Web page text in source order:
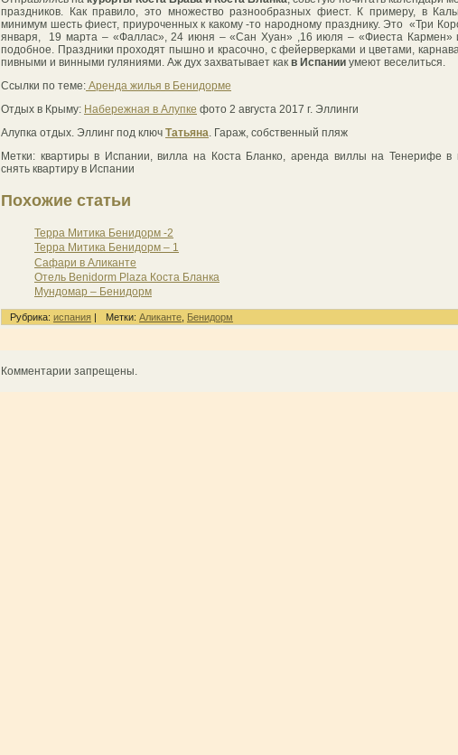
праздников. Как правило, это множество разнообразных фиест. К примеру, в
минимум шесть фиест, приуроченных к какому -то народному празднику. Это «Три
января, 19 марта – «Фаллас», 24 июня – «Сан Хуан» ,16 июля – «Фиеста Кармен»
подобное. Праздники проходят пышно и красочно, с фейерверками и цветами,
пивными и винными гуляниями. Аж дух захватывает как в Испании умеют веселиться.
Ссылки по теме: Аренда жилья в Бенидорме
Отдых в Крыму: Набережная в Алупке фото 2 августа 2017 г. Эллинги
Алупка отдых. Эллинг под ключ Татьяна . Гараж, собственный пляж
Метки: квартиры в Испании, вилла на Коста Бланко, аренда виллы на Тенерифе в
снять квартиру в Испании
Похожие статьи
Терра Митика Бенидорм -2
Терра Митика Бенидорм – 1
Сафари в Аликанте
Отель Benidorm Plaza Коста Бланка
Мундомар – Бенидорм
Рубрика: испания Метки: Аликанте Бенидорм
Комментарии запрещены.